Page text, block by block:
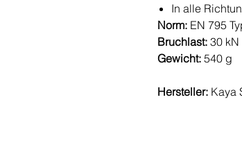
In alle
Norm: EN 795
Bruchlast: 30 kN
Gewicht: 540 g
Hersteller: Kaya